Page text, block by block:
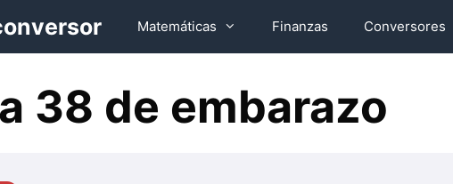
Matemáticas Finanzas Conversores
38 de embarazo